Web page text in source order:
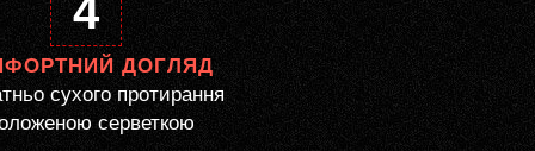
4
ДОГЛЯД
сухого протирання
серветкою